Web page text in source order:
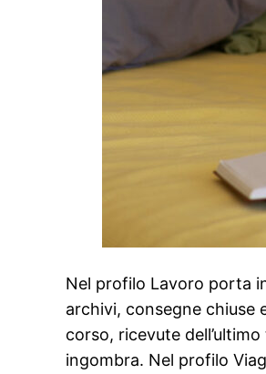
Nel profilo Lavoro porta
archivi, consegne chiuse
corso, ricevute
ingombra. Nel profilo